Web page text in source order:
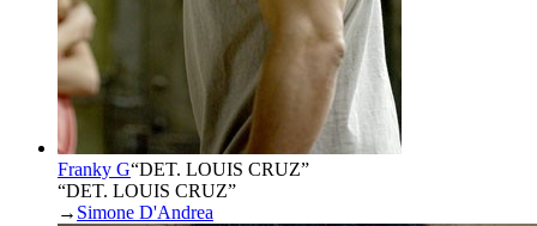
Franky G“DET. LOUIS CRUZ”
“DET. LOUIS CRUZ”
→ Simone D'Andrea